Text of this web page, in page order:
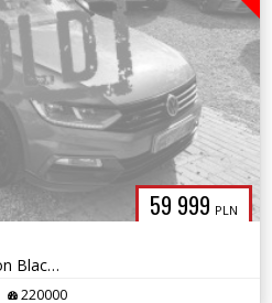
59 999 PLN
2.0tdi 190KM R-Line 4-Motion Black edition Webasto full ledy 1.r.gwara
220000